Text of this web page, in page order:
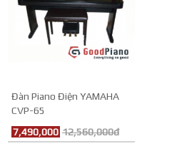
Đàn Piano Điện YAMAHA
CVP-65
7,490,000 12,560,000đ